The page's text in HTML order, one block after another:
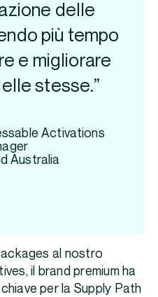
delle
più tempo
e migliorare
stesse.”
Activations
Australia
al nostro
il brand premium ha
per la Supply Path